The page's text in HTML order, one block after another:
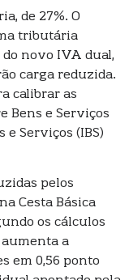
de 27%. O
tributária
novo IVA dual,
carga reduzida.
calibrar as
Bens e Serviços
e Serviços (IBS)
pelos
Cesta Básica
os cálculos
aumenta a
em 0,56 ponto